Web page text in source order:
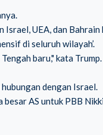
UEA, dan
di seluruh wilayah’.
baru," kata
dengan Israel.
AS untuk PBB